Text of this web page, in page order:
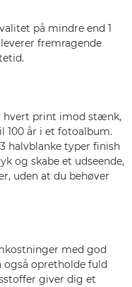
på mindre end 1
fremragende
hvert print imod stænk,
år i et fotoalbum.
halvblanke typer finish
og skabe et udseende,
uden at du behøver
med god
opretholde fuld
giver dig et